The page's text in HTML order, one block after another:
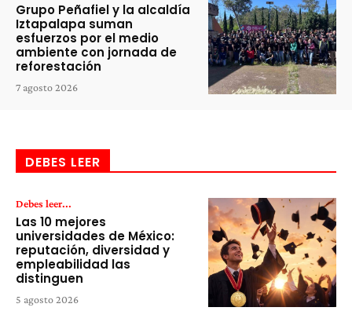
Grupo Peñafiel y la alcaldía
Iztapalapa suman
esfuerzos por el medio
ambiente con jornada de
reforestación
7 agosto 2026
DEBES LEER
Debes leer...
Las 10 mejores
universidades de México:
reputación, diversidad y
empleabilidad las
distinguen
5 agosto 2026